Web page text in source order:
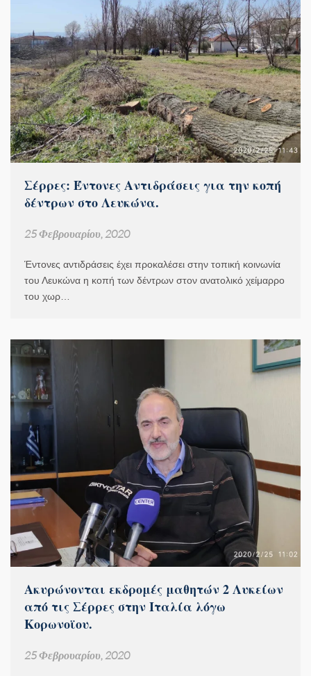
Σέρρες: Έντονες Αντιδράσεις για την κοπή
δέντρων στο Λευκώνα.
25 Φεβρουαρίου, 2020
Έντονες αντιδράσεις έχει προκαλέσει στην τοπική κοινωνία
του Λευκώνα η κοπή των δέντρων στον ανατολικό χείμαρρο
του χωρ…
Ακυρώνονται εκδρομές μαθητών 2 Λυκείων
από τις Σέρρες στην Ιταλία λόγω
Κορωνοϊου.
25 Φεβρουαρίου, 2020